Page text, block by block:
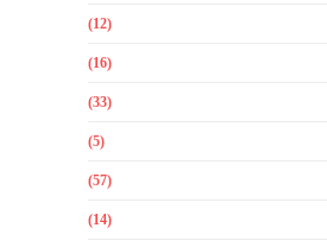
(12)
(16)
(33)
(5)
(57)
(14)